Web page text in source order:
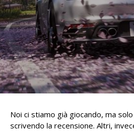
Noi ci stiamo già giocando, ma
scrivendo la recensione. Altri,